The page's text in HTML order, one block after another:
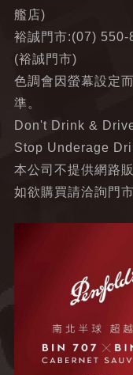
艦店)
裕誠門市:(07) 550-
(裕誠門市)
色調會因螢幕設定
準。
Don't Drink &
Stop Underage
本公司不提供網路
如欲購買請洽詢門